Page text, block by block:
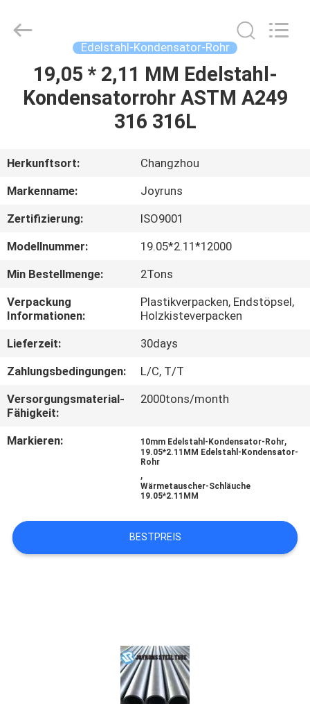
HAUS
ÜBER
US
FABRIK-
AUSFLUG
QUALITÄTSKONTROLLE
TRETEN
SIE
MIT
UNS
IN
SIE
EIN
DATENSCHUTZ-
BESTIMMUNGEN
Tube
Edelstahl-Kondensator-Rohr
19,05 * 2,11 MM Edelstahl-
Kondensatorrohr ASTM A249
316 316L
Herkunftsort:
Changzhou
Markenname:
Joyruns
Zertifizierung:
ISO9001
Modellnummer:
19.05*2.11*12000
Min Bestellmenge:
2Tons
Verpackung
Informationen:
Plastikverpacken, Endstöpsel,
Holzkisteverpacken
Lieferzeit:
30days
Zahlungsbedingungen:
L/C, T/T
Versorgungsmaterial-
Fähigkeit:
2000tons/month
Markieren: 10mm Edelstahl-Kondensator-Rohr,
19.05*2.11MM Edelstahl-Kondensator-
Rohr
,
Wärmetauscher-Schläuche
19.05*2.11MM
BESTPREIS